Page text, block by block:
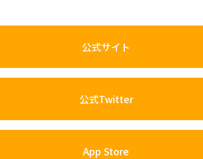
公式サイト
公式Twitter
App Store